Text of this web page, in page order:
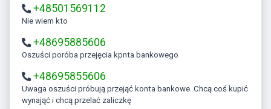
+48501569112
Nie wiem kto
+48695885606
Oszuści poróba przejęcia kpnta bankowego
+48695855606
Uwaga oszuści próbują przejąć konta bankowe. Chcą coś kupić
wynająć i chcą przelać zaliczkę